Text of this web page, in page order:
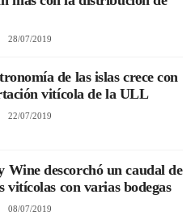
SESIÓN
28/07/2019
de las islas crece con
vitícola de la ULL
22/07/2019
Wine descorchó un caudal de
vitícolas con varias bodegas
08/07/2019